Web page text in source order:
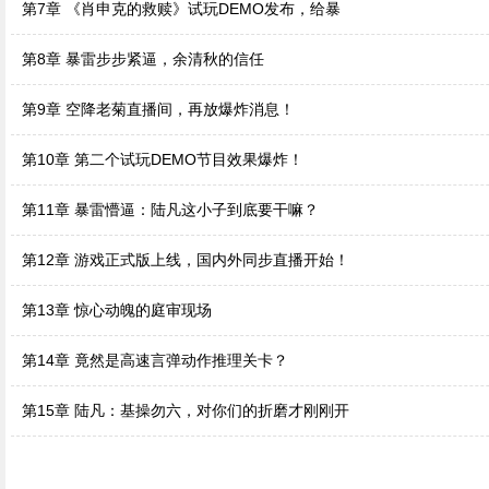
第7章 《肖申克的救赎》试玩DEMO发布，给暴
第8章 暴雷步步紧逼，余清秋的信任
第9章 空降老菊直播间，再放爆炸消息！
第10章 第二个试玩DEMO节目效果爆炸！
第11章 暴雷懵逼：陆凡这小子到底要干嘛？
第12章 游戏正式版上线，国内外同步直播开始！
第13章 惊心动魄的庭审现场
第14章 竟然是高速言弹动作推理关卡？
第15章 陆凡：基操勿六，对你们的折磨才刚刚开